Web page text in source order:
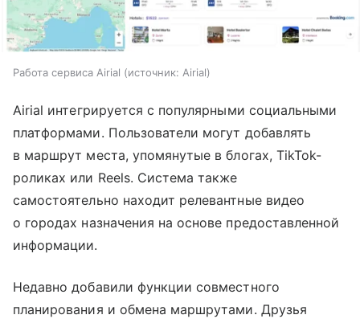
Работа сервиса Airial источник: Airial
Airial интегрируется с популярными социальными
платформами. Пользователи могут добавлять
в маршрут места, упомянутые в блогах, TikTok-
роликах или Reels. Система также
самостоятельно находит релевантные видео
о городах назначения на основе предоставленной
информации.
Недавно добавили функции совместного
планирования и обмена маршрутами. Друзья